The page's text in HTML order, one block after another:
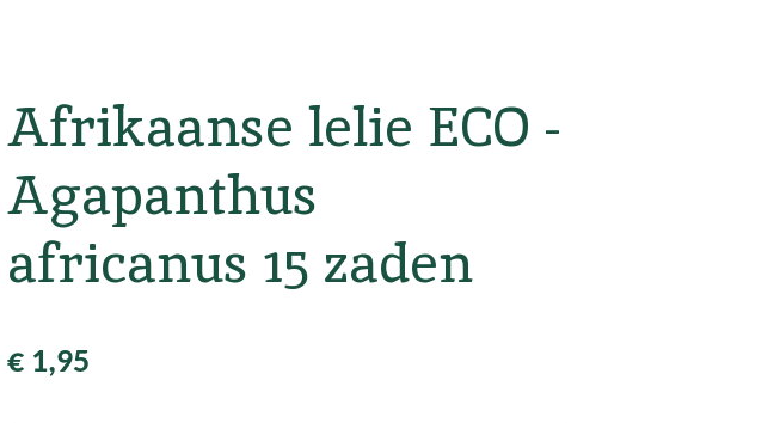
Afrikaanse lelie ECO -
Agapanthus
africanus 15 zaden
€ 1,95